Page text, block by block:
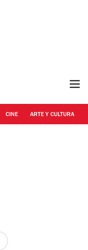
CINE ARTE Y CULTURA